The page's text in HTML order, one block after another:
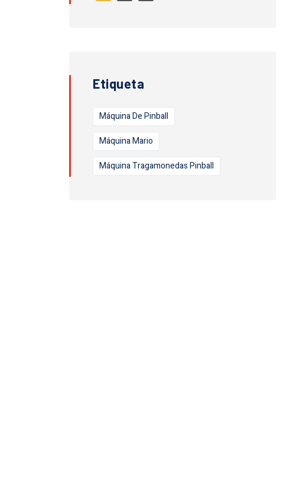
Etiqueta
Máquina De Pinball
Máquina Mario
Máquina Tragamonedas Pinball